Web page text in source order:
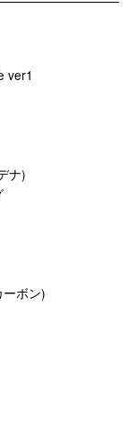
ver1
ナ)
ーボン)